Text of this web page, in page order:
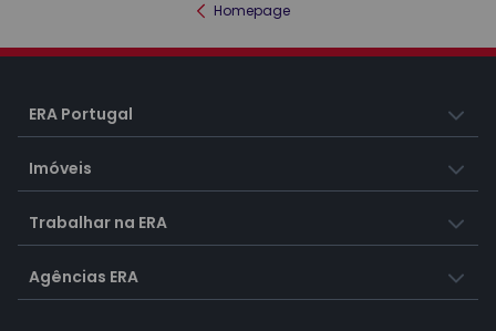
Homepage
ERA Portugal
Imóveis
Trabalhar na ERA
Agências ERA